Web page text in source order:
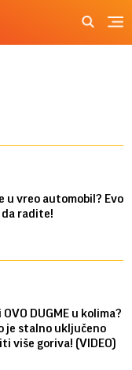
u vreo automobil? Evo
radite!
DUGME u kolima?
je stalno uključeno
više goriva! (VIDEO)